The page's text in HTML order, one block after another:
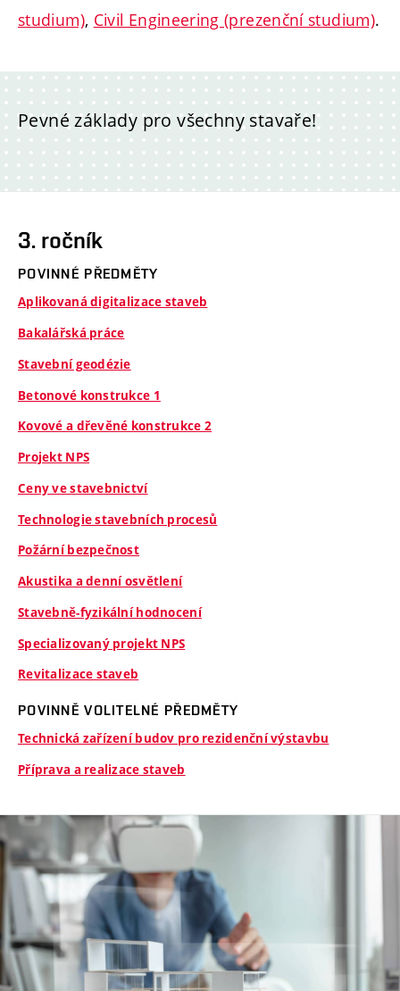
studium), Civil Engineering (prezenční studium).
Pevné základy pro všechny stavaře!
3. ročník
POVINNÉ PŘEDMĚTY
Aplikovaná digitalizace staveb
Bakalářská práce
Stavební geodézie
Betonové konstrukce 1
Kovové a dřevěné konstrukce 2
Projekt NPS
Ceny ve stavebnictví
Technologie stavebních procesů
Požární bezpečnost
Akustika a denní osvětlení
Stavebně-fyzikální hodnocení
Specializovaný projekt NPS
Revitalizace staveb
POVINNĚ VOLITELNÉ PŘEDMĚTY
Technická zařízení budov pro rezidenční výstavbu
Příprava a realizace staveb